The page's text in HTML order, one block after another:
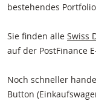
bestehendes
Sie finden alle Swiss
auf der PostFinance
Noch schneller
Button